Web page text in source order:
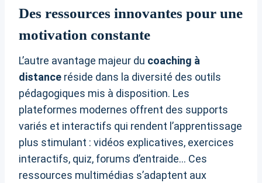
Des ressources innovantes pour une
motivation constante
L’autre avantage majeur du coaching à
distance réside dans la diversité des outils
pédagogiques mis à disposition. Les
plateformes modernes offrent des supports
variés et interactifs qui rendent l’apprentissage
plus stimulant : vidéos explicatives, exercices
interactifs, quiz, forums d’entraide… Ces
ressources multimédias s’adaptent aux